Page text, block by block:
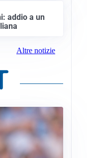
addio a un
Altre notizie